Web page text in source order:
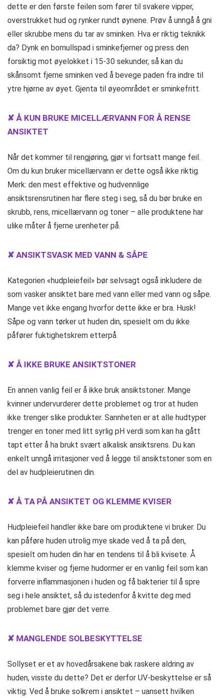
dette er den første feilen som fører til svakere vipper,
overstrukket hud og rynker rundt øynene. Prøv å unngå å gni
eller skrubbe mens du tar av sminken. Hva er riktig teknikk
da? Dynk en bomullspad i sminkefjerner og press den
forsiktig mot øyelokket i 15-30 sekunder, så kan du
skånsomt fjerne sminken ved å bevege paden fra indre til
ytre hjørne av øyet. Gjenta til øyeområdet er sminkefritt.
✘ Å KUN BRUKE MICELLÆRVANN FOR Å RENSE
ANSIKTET
Når det kommer til rengjøring, gjør vi fortsatt mange feil.
Om du kun bruker micellærvann er dette også ikke riktig.
Merk: den mest effektive og hudvennlige
ansiktsrensrutinen har flere steg i seg, så du bør bruke en
skrubb, rens, micellærvann og toner – alle produktene har
ulike måter å fjerne urenheter på.
✘ ANSIKTSVASK MED VANN & SÅPE
Kategorien «hudpleiefeil» bør selvsagt også inkludere de
som vasker ansiktet bare med vann eller med vann og såpe.
Mange vet ikke engang hvorfor dette ikke er bra. Husk!
Såpe og vann tørker ut huden din, spesielt om du ikke
påfører fuktighetskrem etterpå.
✘ Å IKKE BRUKE ANSIKTSTONER
En annen vanlig feil er å ikke bruk ansiktstoner. Mange
kvinner undervurderer dette problemet og tror at huden
ikke trenger slike produkter. Sannheten er at alle hudtyper
trenger en toner med litt syrlig pH verdi som kan ha gått
tapt etter å ha brukt svært alkalisk ansiktsrens. Du kan
enkelt unngå irritasjoner ved å legge til ansiktstoner som en
del av hudpleierutinen din.
✘ Å TA PÅ ANSIKTET OG KLEMME KVISER
Hudpleiefeil handler ikke bare om produktene vi bruker. Du
kan påføre huden utrolig mye skade ved å ta på den,
spesielt om huden din har en tendens til å bli kvisete. Å
klemme kviser og fjerne hudormer er en vanlig feil som kan
forverre inflammasjonen i huden og få bakterier til å spre
seg i hele ansiktet, så du istedenfor å kvitte deg med
problemet bare gjør det verre.
✘ MANGLENDE SOLBESKYTTELSE
Sollyset er et av hovedårsakene bak raskere aldring av
huden, visste du dette? Det er derfor UV-beskyttelse er så
viktig. Ved å bruke solkrem i ansiktet – uansett hvilken